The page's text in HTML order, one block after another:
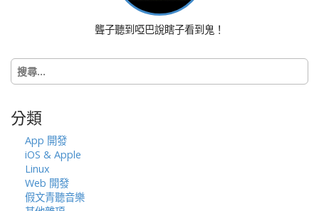
聾子聽到啞巴說瞎子看到鬼！
搜
尋
字:
分類
App 開發
iOS & Apple
Linux
Web 開發
假文青聽音樂